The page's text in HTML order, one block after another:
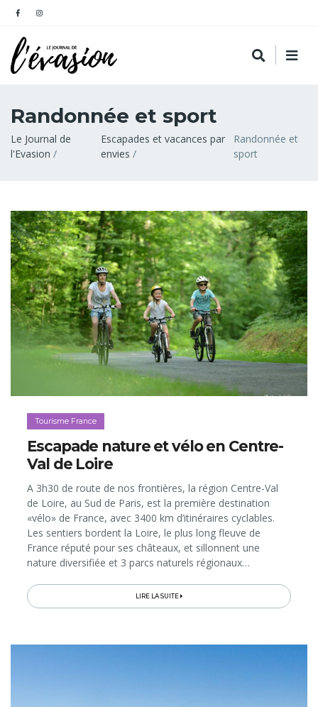
Randonnée et sport
Fil
d'Ariane
Le Journal de
l'Evasion
Escapades et vacances par
envies
Randonnée et
sport
Tourisme France
Escapade nature et vélo en Centre-
Val de Loire
A 3h30 de route de nos frontières, la région Centre-Val
de Loire, au Sud de Paris, est la première destination
«vélo» de France, avec 3400 km d’itinéraires cyclables.
Les sentiers bordent la Loire, le plus long fleuve de
France réputé pour ses châteaux, et sillonnent une
nature diversifiée et 3 parcs naturels régionaux…
LIRE LA SUITE